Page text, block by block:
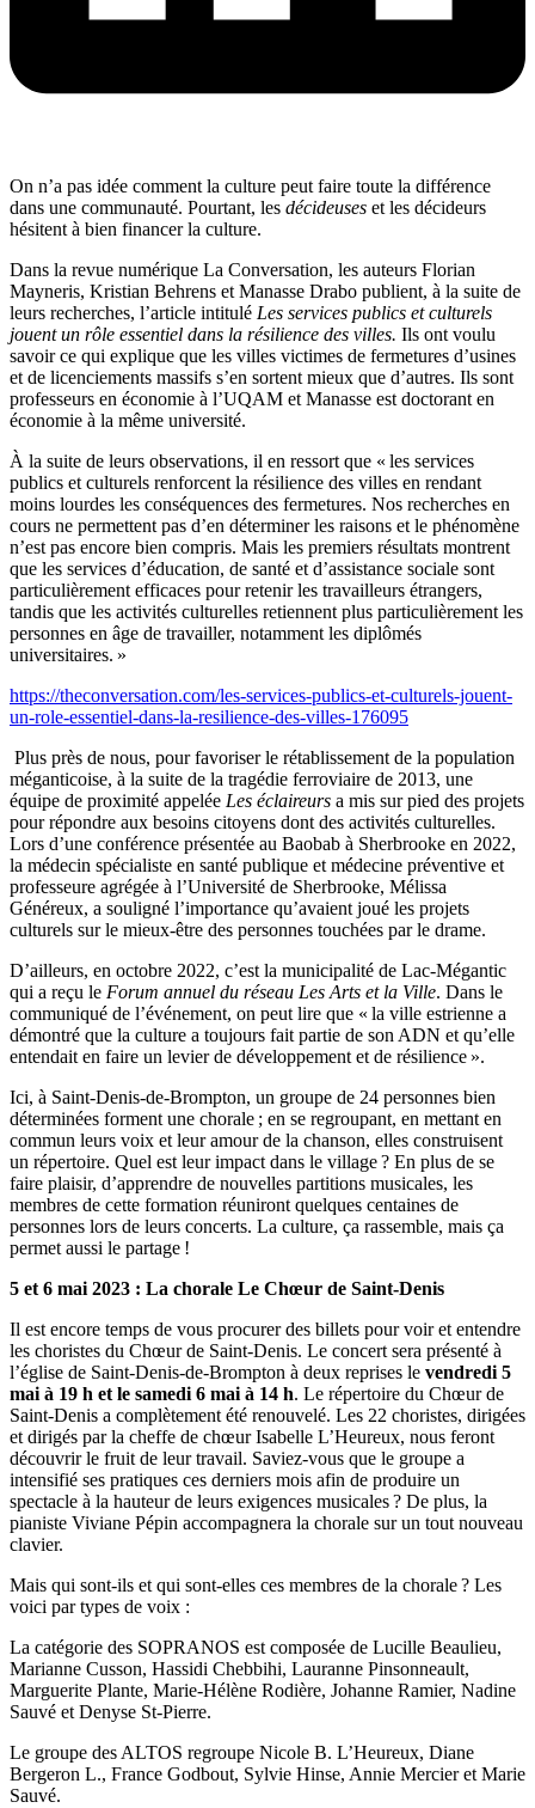
On n’a pas idée comment la culture peut faire toute la différence
dans une communauté. Pourtant, les décideuses et les décideurs
hésitent à bien financer la culture.
Dans la revue numérique La Conversation, les auteurs Florian
Mayneris, Kristian Behrens et Manasse Drabo publient, à la suite de
leurs recherches, l’article intitulé Les services publics et culturels
jouent un rôle essentiel dans la résilience des villes. Ils ont voulu
savoir ce qui explique que les villes victimes de fermetures d’usines
et de licenciements massifs s’en sortent mieux que d’autres. Ils sont
professeurs en économie à l’UQAM et Manasse est doctorant en
économie à la même université.
À la suite de leurs observations, il en ressort que « les services
publics et culturels renforcent la résilience des villes en rendant
moins lourdes les conséquences des fermetures. Nos recherches en
cours ne permettent pas d’en déterminer les raisons et le phénomène
n’est pas encore bien compris. Mais les premiers résultats montrent
que les services d’éducation, de santé et d’assistance sociale sont
particulièrement efficaces pour retenir les travailleurs étrangers,
tandis que les activités culturelles retiennent plus particulièrement les
personnes en âge de travailler, notamment les diplômés
universitaires. »
https://theconversation.com/les-services-publics-et-culturels-jouent-
un-role-essentiel-dans-la-resilience-des-villes-176095
Plus près de nous, pour favoriser le rétablissement de la population
méganticoise, à la suite de la tragédie ferroviaire de 2013, une
équipe de proximité appelée Les éclaireurs a mis sur pied des projets
pour répondre aux besoins citoyens dont des activités culturelles.
Lors d’une conférence présentée au Baobab à Sherbrooke en 2022,
la médecin spécialiste en santé publique et médecine préventive et
professeure agrégée à l’Université de Sherbrooke, Mélissa
Généreux, a souligné l’importance qu’avaient joué les projets
culturels sur le mieux-être des personnes touchées par le drame.
D’ailleurs, en octobre 2022, c’est la municipalité de Lac-Mégantic
qui a reçu le Forum annuel du réseau Les Arts et la Ville. Dans le
communiqué de l’événement, on peut lire que « la ville estrienne a
démontré que la culture a toujours fait partie de son ADN et qu’elle
entendait en faire un levier de développement et de résilience ».
Ici, à Saint-Denis-de-Brompton, un groupe de 24 personnes bien
déterminées forment une chorale ; en se regroupant, en mettant en
commun leurs voix et leur amour de la chanson, elles construisent
un répertoire. Quel est leur impact dans le village ? En plus de se
faire plaisir, d’apprendre de nouvelles partitions musicales, les
membres de cette formation réuniront quelques centaines de
personnes lors de leurs concerts. La culture, ça rassemble, mais ça
permet aussi le partage !
5 et 6 mai 2023 : La chorale Le Chœur de Saint-Denis
Il est encore temps de vous procurer des billets pour voir et entendre
les choristes du Chœur de Saint-Denis. Le concert sera présenté à
l’église de Saint-Denis-de-Brompton à deux reprises le vendredi 5
mai à 19 h et le samedi 6 mai à 14 h. Le répertoire du Chœur de
Saint-Denis a complètement été renouvelé. Les 22 choristes, dirigées
et dirigés par la cheffe de chœur Isabelle L’Heureux, nous feront
découvrir le fruit de leur travail. Saviez-vous que le groupe a
intensifié ses pratiques ces derniers mois afin de produire un
spectacle à la hauteur de leurs exigences musicales ? De plus, la
pianiste Viviane Pépin accompagnera la chorale sur un tout nouveau
clavier.
Mais qui sont-ils et qui sont-elles ces membres de la chorale ? Les
voici par types de voix :
La catégorie des SOPRANOS est composée de Lucille Beaulieu,
Marianne Cusson, Hassidi Chebbihi, Lauranne Pinsonneault,
Marguerite Plante, Marie-Hélène Rodière, Johanne Ramier, Nadine
Sauvé et Denyse St-Pierre.
Le groupe des ALTOS regroupe Nicole B. L’Heureux, Diane
Bergeron L., France Godbout, Sylvie Hinse, Annie Mercier et Marie
Sauvé.